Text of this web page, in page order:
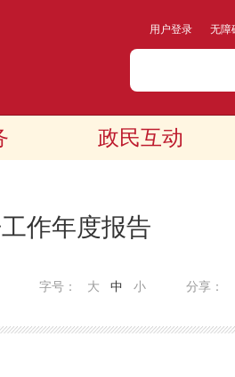
用户登录 无障
政民互动
作年度报告
分享：
字号： 大 中 小